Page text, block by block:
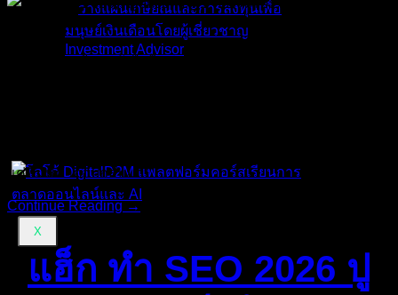
วางแผนเกษียณและการลงทุนเพื่อ
มนุษย์เงินเดือนโดยผู้เชี่ยวชาญ
Investment Advisor
X
แค่พิมพ์คำตอบกลับมา”
Continue Reading →
แฮ็ก ทำ SEO 2026 ปู